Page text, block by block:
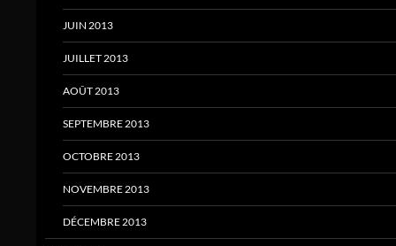
JUIN 2013
JUILLET 2013
AOÛT 2013
SEPTEMBRE 2013
OCTOBRE 2013
NOVEMBRE 2013
DÉCEMBRE 2013